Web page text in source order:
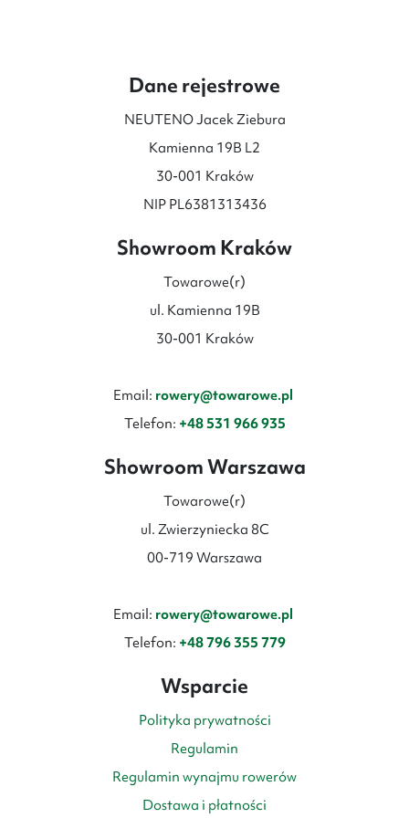
Dane rejestrowe
NEUTENO Jacek Ziebura
Kamienna 19B L2
30-001 Kraków
NIP PL6381313436
Showroom Kraków
Towarowe(r)
ul. Kamienna 19B
30-001 Kraków
Email: rowery@towarowe.pl
Telefon: +48 531 966 935
Showroom Warszawa
Towarowe(r)
ul. Zwierzyniecka 8C
00-719 Warszawa
Email: rowery@towarowe.pl
Telefon: +48 796 355 779
Wsparcie
Polityka prywatności
Regulamin
Regulamin wynajmu rowerów
Dostawa i płatności